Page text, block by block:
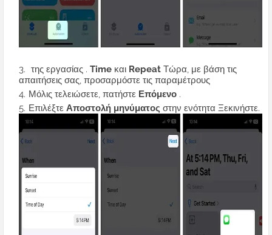
της εργασίας . Time και Repeat Τώρα, με βάση τις
απαιτήσεις σας, προσαρμόστε τις παραμέτρους
Μόλις τελειώσετε, πατήστε Επόμενο .
Επιλέξτε Αποστολή μηνύματος στην ενότητα Ξεκινήστε.